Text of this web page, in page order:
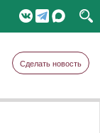
Сделать новость